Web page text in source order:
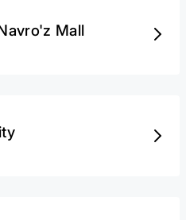
Mall